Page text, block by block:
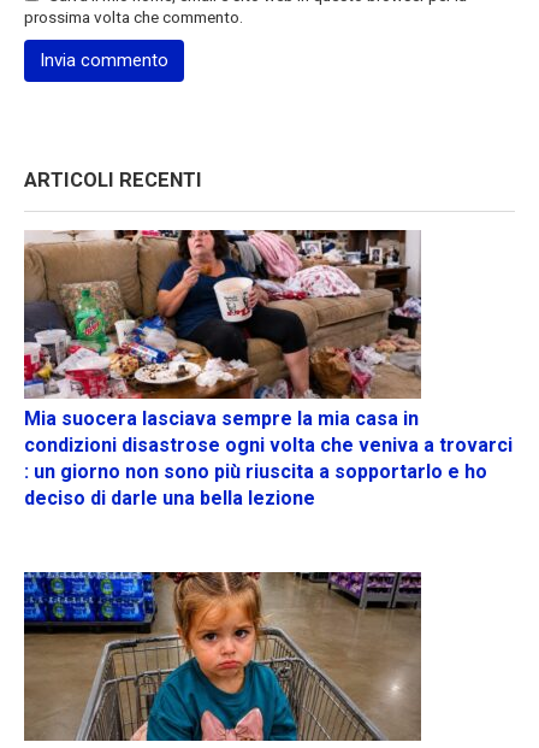
prossima volta che commento.
ARTICOLI RECENTI
Mia suocera lasciava sempre la mia casa in
condizioni disastrose ogni volta che veniva a trovarci
: un giorno non sono più riuscita a sopportarlo e ho
deciso di darle una bella lezione